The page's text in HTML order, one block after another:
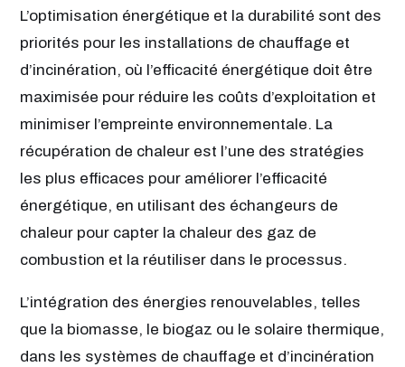
L’optimisation énergétique et la durabilité sont des
priorités pour les installations de chauffage et
d’incinération, où l’efficacité énergétique doit être
maximisée pour réduire les coûts d’exploitation et
minimiser l’empreinte environnementale. La
récupération de chaleur est l’une des stratégies
les plus efficaces pour améliorer l’efficacité
énergétique, en utilisant des échangeurs de
chaleur pour capter la chaleur des gaz de
combustion et la réutiliser dans le processus.
L’intégration des énergies renouvelables, telles
que la biomasse, le biogaz ou le solaire thermique,
dans les systèmes de chauffage et d’incinération